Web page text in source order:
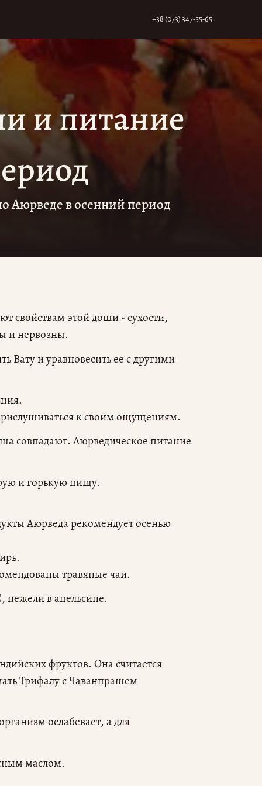
+38 (073) 347-55-65
и питание
Аюрведе в осенний период
свойствам этой доши - сухости,
и нервозны.
Вату и уравновесить ее с другими
к своим ощущениям.
совпадают. Аюрведическое питание
и горькую пищу.
Аюрведа рекомендует осенью
травяные чаи.
в апельсине.
фруктов. Она считается
Трифалу с Чаванпрашем
ослабевает, а для
маслом.